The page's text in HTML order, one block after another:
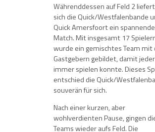
Währenddessen auf Feld 2
sich die Quick/Westfalenbande
Quick Amersfoort ein
Match. Mit insgesamt 17
wurde ein gemischtes Team mit
Gastgebern gebildet, damit jeder
immer spielen konnte. Dieses
entschied die Quick/
souverän für sich.
Nach einer kurzen, aber
wohlverdienten Pause, gingen
Teams wieder aufs Feld. Die